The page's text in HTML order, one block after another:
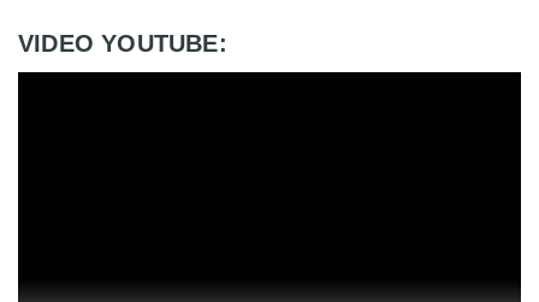
VIDEO YOUTUBE: